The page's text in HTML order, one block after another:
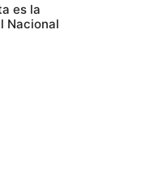
es la
Nacional